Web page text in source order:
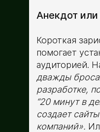
Анекдот или
Короткая
помогает
аудиторией.
дважды
разработке,
“20 минут в
создает
компаний».